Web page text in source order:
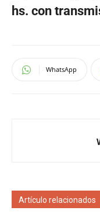
hs. con
WhatsApp
Artículo relacionados